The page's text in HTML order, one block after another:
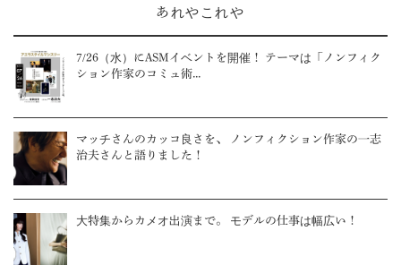
あれやこれや
7/26（水）にASMイベントを開催！ テーマは「ノンフィク
ション作家のコミュ術...
マッチさんのカッコ良さを、 ノンフィクション作家の一志
治夫さんと語りました！
大特集からカメオ出演まで。 モデルの仕事は幅広い！